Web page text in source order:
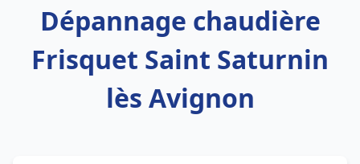
Dépannage chaudière
Frisquet Saint Saturnin
lès Avignon